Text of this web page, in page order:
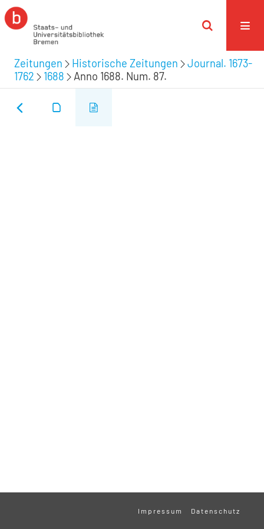
Zeitungen Historische Zeitungen
Journal. 1673-
1762
1688 Anno 1688. Num. 87.
Impressum Datenschutz